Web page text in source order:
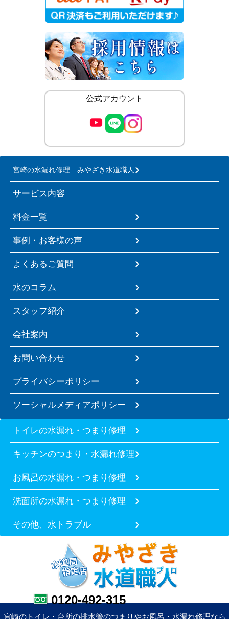
公式アカウント
宮崎の水漏れ修理 みやざき水道職人
サービス内容
料金一覧
事例・お客様の声
よくあるご質問
水のコラム
スタッフ紹介
会社案内
お問い合わせ
プライバシーポリシー
ソーシャルメディアポリシー
トイレの水漏れ・つまり修理
キッチンのつまり・水漏れ修理
お風呂の水漏れ・つまり修理
洗面所の水漏れ・つまり修理
その他、水トラブル
0120-492-315
宮崎のトイレ・台所の排水管のつまりやお風呂・水漏れ修理なら